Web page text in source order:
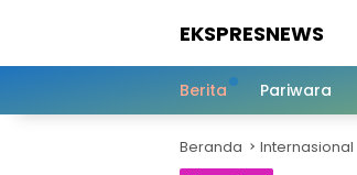
EKSPRESNEWS
Dalam
Berita Pariwara
Beranda Internasional